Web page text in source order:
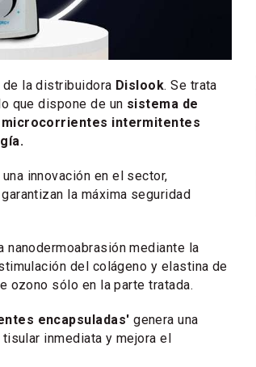
de la distribuidora Dislook. Se trata
que dispone de un sistema de
intermitentes
innovación en el sector,
la máxima seguridad
nanodermoabrasión mediante la
del colágeno y elastina de
ozono sólo en la parte tratada.
encapsuladas' genera una
inmediata y mejora el